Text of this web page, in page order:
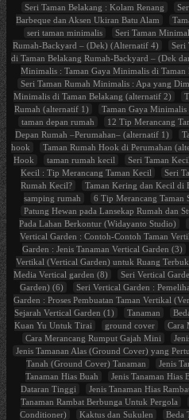
Seri Taman Belakang : Kolam Renang
Barbeque dan Aksen Ukiran Batu Alam
seri taman minimalis
Seri Taman
Rumah-Backyard – (Dek) (Alternatif 4)
Seri
di Taman Belakang Rumah-Backyard – (Dek
Minimalis : Taman Gaya Minimalis di
Seri Taman Rumah Minimalis : Apa yang
Minimalis di Taman Belakang (alternatif 2)
Rumah (alternatif 1)
Taman Gaya
taman depan rumah
12 Tip Merancang
Depan Rumah –Perumahan– (alternatif 1)
hook
Taman Rumah Hook di Perumahan
Hook
taman rumah kecil Seri Taman
Kecil : Tip Merancang Taman Kecil
Seri
Rumah Kecil?
Taman Kering dan Kecil di
samping rumah
6 Tip Merancang Taman
Patung Hewan pada Lansekap Rumah dan
Pada Lahan Berkontur (Widayanto Studio)
Vertical Garden : Contoh-Contoh Taman
Garden : Jenis Tanaman Vertical Garden (3)
Vertikal (Vertical Garden) untuk Ruang
Media Vertical garden (8)
Seri Vertical
Garden) (6)
Seri Vertical Garden :
Garden : Proses Pembuatan Taman Vertikal
Sejarah Vertical Garden (1)
Tanaman
Kuan Yu Untuk Tirai
ground cover
Cara
Cara Merancang Rumput Gajah Mini
Jenis Tamanan Alas (Ground Cover) yang
Tanah (Ground Cover) Tanaman
Jenis
Tanaman Hias Buah
Jenis Tanaman Hias
Dataran Tinggi
Jenis Tanaman Hias
Tanaman Rambat Berbunga Untuk Pergola
Conditioner)
Kaktus dan Sukulen Beda